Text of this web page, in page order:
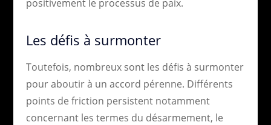
positivement le processus de paix.
Les défis à surmonter
Toutefois, nombreux sont les défis à surmonter
pour aboutir à un accord pérenne. Différents
points de friction persistent notamment
concernant les termes du désarmement, le